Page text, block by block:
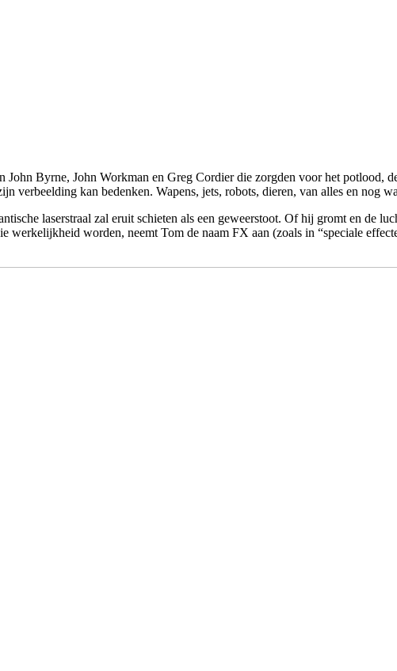
Byrne, John Workman en Greg Cordier die zorgden voor het potlood,
verbeelding kan bedenken. Wapens, jets, robots, dieren, van alles en nog
laserstraal zal eruit schieten als een geweerstoot. Of hij gromt en de
worden, neemt Tom de naam FX aan (zoals in “speciale